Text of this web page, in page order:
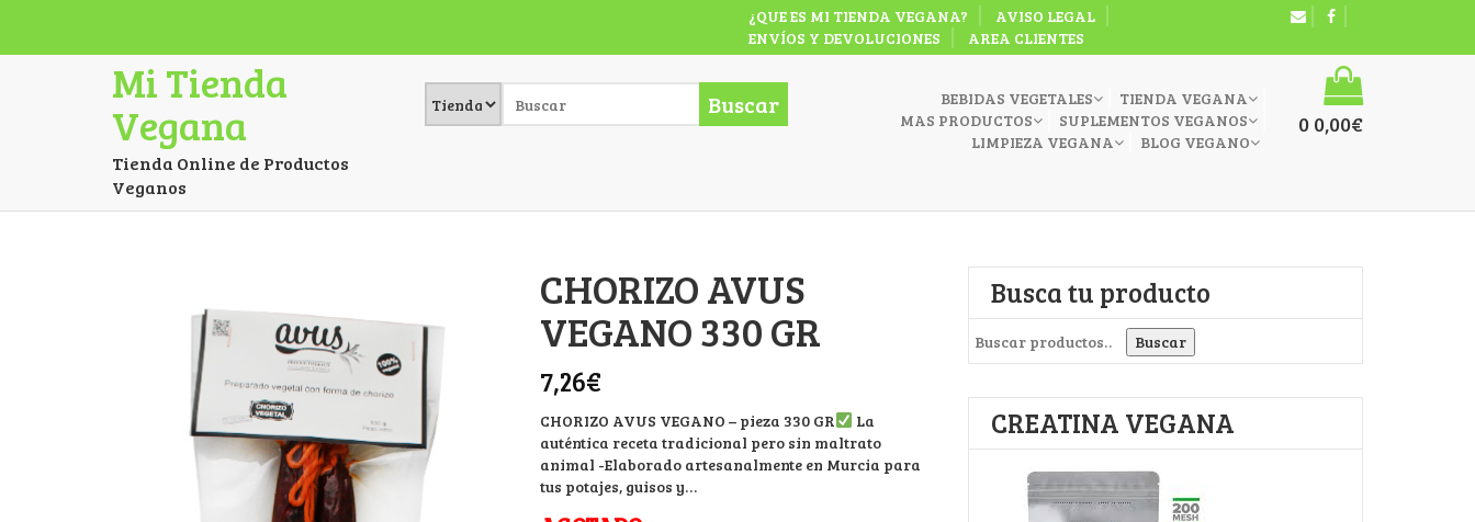
¿QUE ES MI TIENDA VEGANA?
AVISO LEGAL
ENVÍOS Y DEVOLUCIONES
AREA CLIENTES
Mi Tienda
Vegana
Tienda Online de Productos
Veganos
Buscar
0 0,00€
BEBIDAS VEGETALES
TIENDA VEGANA
MAS PRODUCTOS
SUPLEMENTOS VEGANOS
LIMPIEZA VEGANA
BLOG VEGANO
CHORIZO AVUS
VEGANO 330 GR
7,26€
CHORIZO AVUS VEGANO – pieza 330 GR
La
auténtica receta tradicional pero sin maltrato
animal -Elaborado artesanalmente en Murcia para
tus potajes, guisos y…
Busca tu producto
Buscar
CREATINA VEGANA